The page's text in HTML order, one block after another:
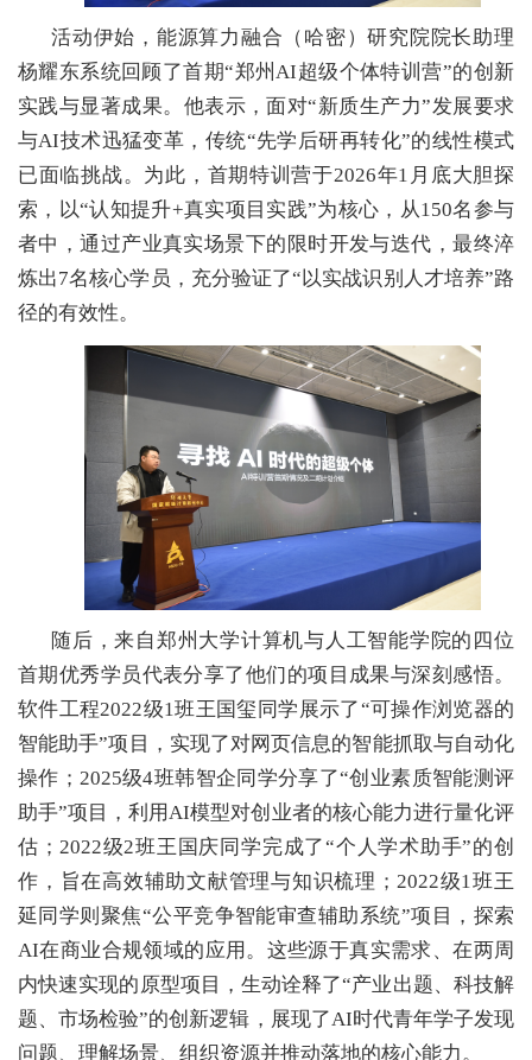
活动伊始，能源算力融合（哈密）研究院院长助理
杨耀东系统回顾了首期“郑州AI超级个体特训营”的创新
实践与显著成果。他表示，面对“新质生产力”发展要求
与AI技术迅猛变革，传统“先学后研再转化”的线性模式
已面临挑战。为此，首期特训营于2026年1月底大胆探
索，以“认知提升+真实项目实践”为核心，从150名参与
者中，通过产业真实场景下的限时开发与迭代，最终淬
炼出7名核心学员，充分验证了“以实战识别人才培养”路
径的有效性。
随后，来自郑州大学计算机与人工智能学院的四位
首期优秀学员代表分享了他们的项目成果与深刻感悟。
软件工程2022级1班王国玺同学展示了“可操作浏览器的
智能助手”项目，实现了对网页信息的智能抓取与自动化
操作；2025级4班韩智企同学分享了“创业素质智能测评
助手”项目，利用AI模型对创业者的核心能力进行量化评
估；2022级2班王国庆同学完成了“个人学术助手”的创
作，旨在高效辅助文献管理与知识梳理；2022级1班王
延同学则聚焦“公平竞争智能审查辅助系统”项目，探索
AI在商业合规领域的应用。这些源于真实需求、在两周
内快速实现的原型项目，生动诠释了“产业出题、科技解
题、市场检验”的创新逻辑，展现了AI时代青年学子发现
问题、理解场景、组织资源并推动落地的核心能力。